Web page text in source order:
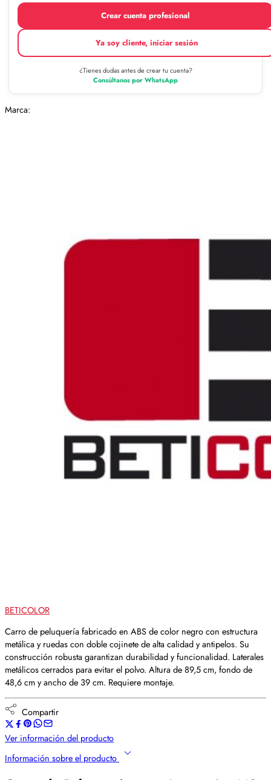
Crear cuenta profesional
Ya soy cliente, iniciar sesión
¿Tienes dudas antes de crear tu cuenta?
Consúltanos por WhatsApp
Marca:
BETICOLOR
Carro de peluquería fabricado en ABS de color negro con estructura
metálica y ruedas con doble cojinete de alta calidad y antipelos. Su
construcción robusta garantizan durabilidad y funcionalidad. Laterales
metálicos cerrados para evitar el polvo. Altura de 89,5 cm, fondo de
48,6 cm y ancho de 39 cm. Requiere montaje.
Compartir
Ver información del producto
Información sobre el producto